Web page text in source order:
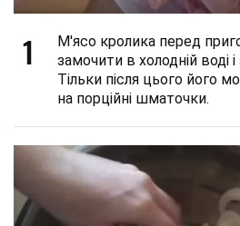
1
М'ясо кролика перед
замочити в холодній воді
Тільки після цього його
на порційні шматочки.